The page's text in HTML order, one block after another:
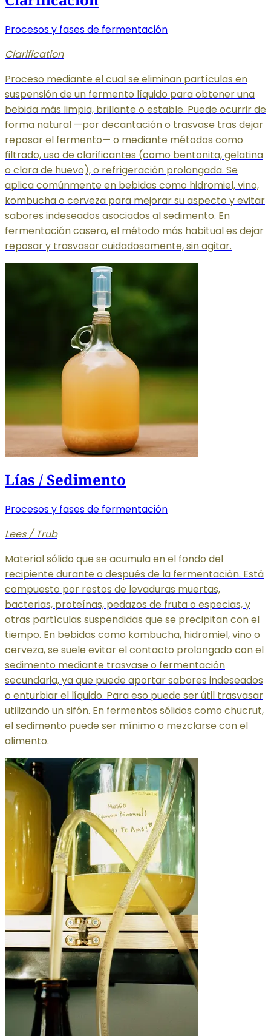
Procesos y fases de fermentación
Clarification
Proceso mediante el cual se eliminan partículas en
suspensión de un fermento líquido para obtener una
bebida más limpia, brillante o estable. Puede ocurrir de
forma natural —por decantación o trasvase tras dejar
reposar el fermento— o mediante métodos como
filtrado, uso de clarificantes (como bentonita, gelatina
o clara de huevo), o refrigeración prolongada. Se
aplica comúnmente en bebidas como hidromiel, vino,
kombucha o cerveza para mejorar su aspecto y evitar
sabores indeseados asociados al sedimento. En
fermentación casera, el método más habitual es dejar
reposar y trasvasar cuidadosamente, sin agitar.
Lías / Sedimento
Procesos y fases de fermentación
Lees / Trub
Material sólido que se acumula en el fondo del
recipiente durante o después de la fermentación. Está
compuesto por restos de levaduras muertas,
bacterias, proteínas, pedazos de fruta o especias, y
otras partículas suspendidas que se precipitan con el
tiempo. En bebidas como kombucha, hidromiel, vino o
cerveza, se suele evitar el contacto prolongado con el
sedimento mediante trasvase o fermentación
secundaria, ya que puede aportar sabores indeseados
o enturbiar el líquido. Para eso puede ser útil trasvasar
utilizando un sifón. En fermentos sólidos como chucrut,
el sedimento puede ser mínimo o mezclarse con el
alimento.